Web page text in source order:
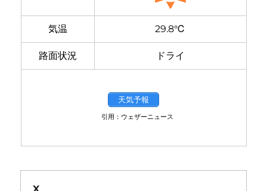
気温 29.8℃
路面状況 ドライ
天気予報
引用：ウェザーニュース